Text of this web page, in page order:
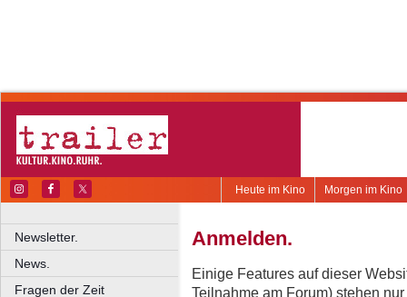
Morgen im Kino
Heute im Kino
Newsletter.
News.
Fragen der Zeit
Anmelden.
Einige Features auf dieser
Teilnahme am Forum) stehen